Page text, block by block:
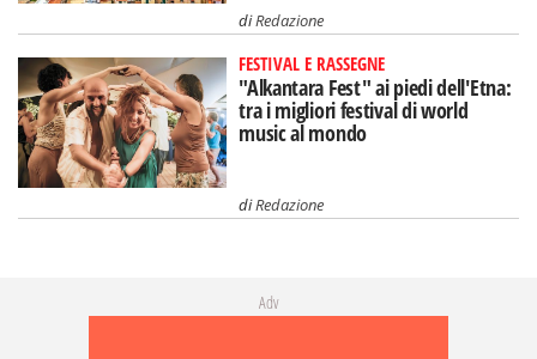
diRedazione
FESTIVAL E RASSEGNE
"Alkantara Fest" ai piedi dell'Etna:
tra i migliori festival di world
music al mondo
diRedazione
Adv